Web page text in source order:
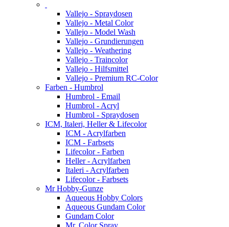
Vallejo - Spraydosen
Vallejo - Metal Color
Vallejo - Model Wash
Vallejo - Grundierungen
Vallejo - Weathering
Vallejo - Traincolor
Vallejo - Hilfsmittel
Vallejo - Premium RC-Color
Farben - Humbrol
Humbrol - Email
Humbrol - Acryl
Humbrol - Spraydosen
ICM, Italeri, Heller & Lifecolor
ICM - Acrylfarben
ICM - Farbsets
Lifecolor - Farben
Heller - Acrylfarben
Italeri - Acrylfarben
Lifecolor - Farbsets
Mr Hobby-Gunze
Aqueous Hobby Colors
Aqueous Gundam Color
Gundam Color
Mr. Color Spray